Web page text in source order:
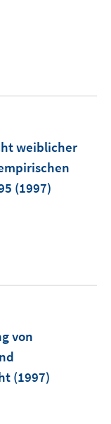
weiblicher
(1997)
von
(1997)